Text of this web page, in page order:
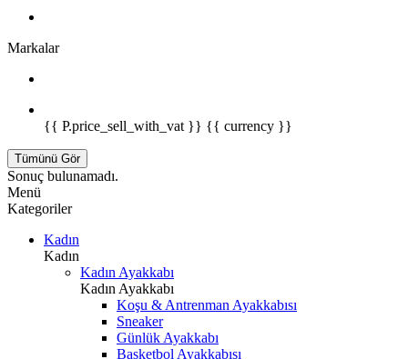
Markalar
{{ P.price_sell_with_vat }} {{ currency }}
Tümünü Gör
Sonuç bulunamadı.
Menü
Kategoriler
Kadın
Kadın
Kadın Ayakkabı
Kadın Ayakkabı
Koşu & Antrenman Ayakkabısı
Sneaker
Günlük Ayakkabı
Basketbol Ayakkabısı